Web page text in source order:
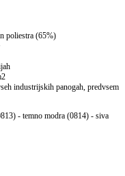
poliestra (65%)
industrijskih panogah, predvsem
- temno modra (0814) - siva